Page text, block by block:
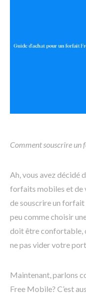
Comment souscrire un
Ah, vous avez décidé
forfaits mobiles et de
de souscrire un forfait
peu comme choisir
doit être confortable,
ne pas vider votre
Maintenant, parlons
Free Mobile? C’est